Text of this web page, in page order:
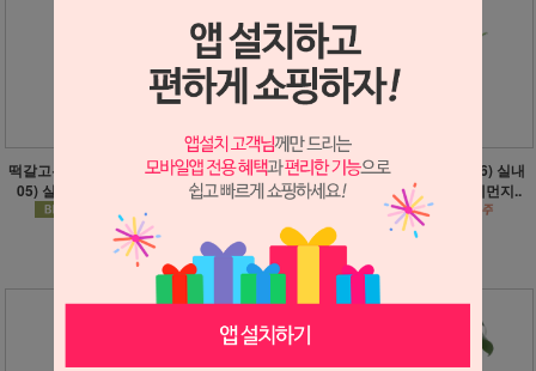
떡갈고무나무 탁상용(BJ_
05) 실내공기정화식물..
54,000원
540원 적립
올리브나무 탁상용(BJ_0
2) 실내공기정화식물 미..
54,000원
540원 적립
맛상 탁상용(BJ_06) 실내
공기정화식물 미세먼지..
54,000원